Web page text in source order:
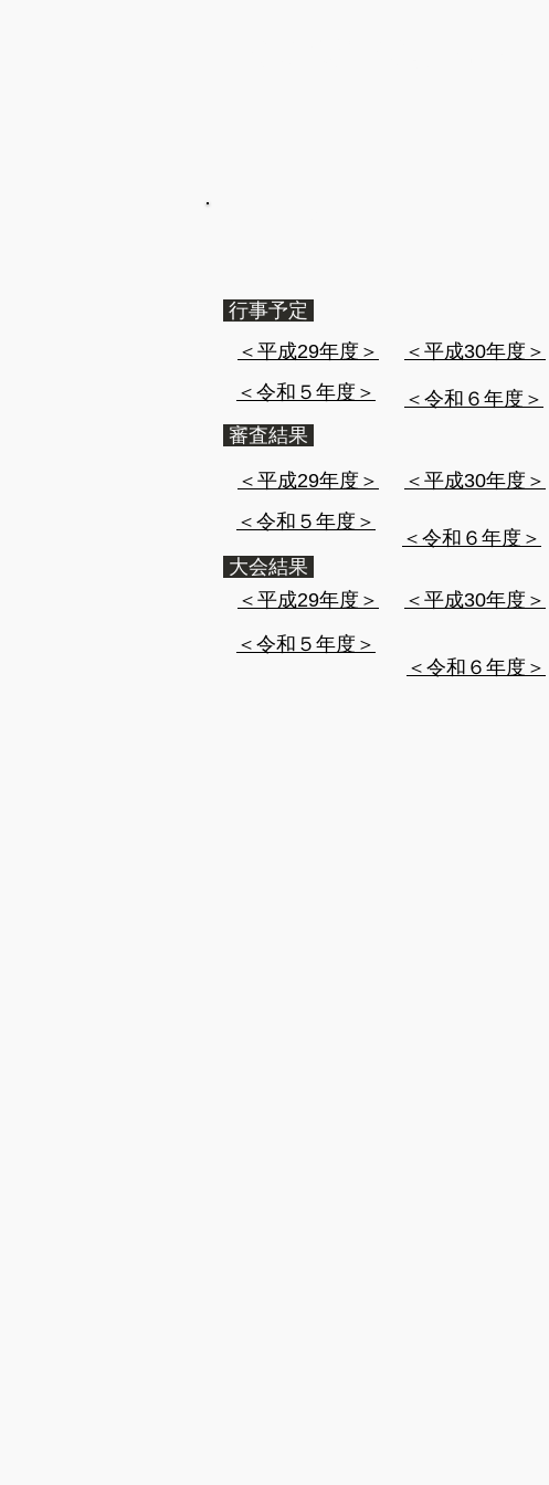
行事予定
​＜平成29年度＞
​＜平成30年度＞
​＜令和５年度＞
審査結果
​＜平成29年度＞ ​＜平成30年度＞
​＜令和５年度＞
大会結果
​＜平成29年度＞
​＜平成30年度＞
​＜令和５年度＞
​＜令和６年度＞
​＜令和６年度＞
​＜令和６年度＞